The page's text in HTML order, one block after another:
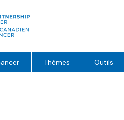
Thèmes Outils